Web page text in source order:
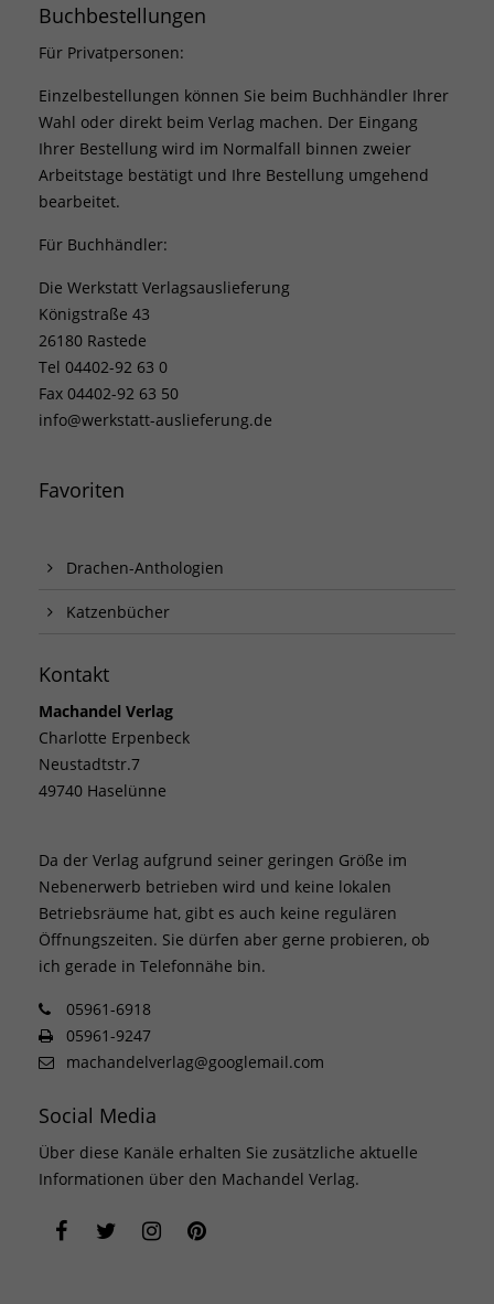
Buchbestellungen
Für Privatpersonen:
Einzelbestellungen können Sie beim Buchhändler Ihrer
Wahl oder direkt beim Verlag machen. Der Eingang
Ihrer Bestellung wird im Normalfall binnen zweier
Arbeitstage bestätigt und Ihre Bestellung umgehend
bearbeitet.
Für Buchhändler:
Die Werkstatt Verlagsauslieferung
Königstraße 43
26180 Rastede
Tel 04402-92 63 0
Fax 04402-92 63 50
info@werkstatt-auslieferung.de
Favoriten
Drachen-Anthologien
Katzenbücher
Kontakt
Machandel Verlag
Charlotte Erpenbeck
Neustadtstr.7
49740 Haselünne
Da der Verlag aufgrund seiner geringen Größe im
Nebenerwerb betrieben wird und keine lokalen
Betriebsräume hat, gibt es auch keine regulären
Öffnungszeiten. Sie dürfen aber gerne probieren, ob
ich gerade in Telefonnähe bin.
05961-6918
05961-9247
machandelverlag@googlemail.com
Social Media
Über diese Kanäle erhalten Sie zusätzliche aktuelle
Informationen über den Machandel Verlag.